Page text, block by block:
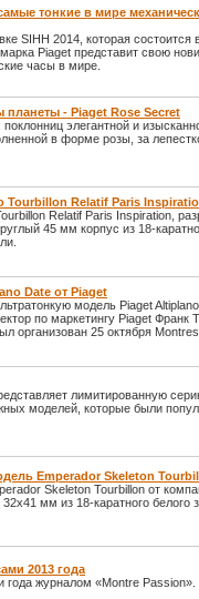
тонкие в мире
SIHH 2014, которая состоится
Piaget представит свою
часы в мире.
- Piaget Rose Secret
элегантной и
в форме розы, за
Relatif Paris
Relatif Paris Inspiration,
45 мм корпус из 18-
Date от Piaget
модель Piaget
по маркетингу Piaget Франк
организован 25 октября
лимитированную
моделей, которые были
Emperador Skeleton
Skeleton Tourbillon от
мм из 18-каратного белого
2013 года
журналом «Montre Passion».